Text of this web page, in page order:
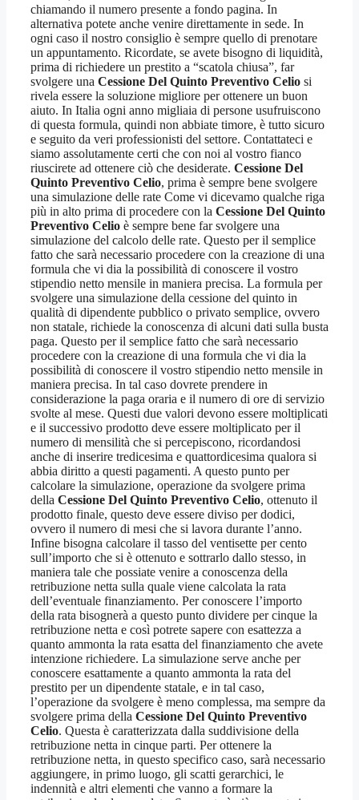
chiamando il numero presente a fondo pagina. In
alternativa potete anche venire direttamente in sede. In
ogni caso il nostro consiglio è sempre quello di prenotare
un appuntamento. Ricordate, se avete bisogno di liquidità,
prima di richiedere un prestito a “scatola chiusa”, far
svolgere una Cessione Del Quinto Preventivo Celio si
rivela essere la soluzione migliore per ottenere un buon
aiuto. In Italia ogni anno migliaia di persone usufruiscono
di questa formula, quindi non abbiate timore, è tutto sicuro
e seguito da veri professionisti del settore. Contattateci e
siamo assolutamente certi che con noi al vostro fianco
riuscirete ad ottenere ciò che desiderate. Cessione Del
Quinto Preventivo Celio, prima è sempre bene svolgere
una simulazione delle rate Come vi dicevamo qualche riga
più in alto prima di procedere con la Cessione Del Quinto
Preventivo Celio è sempre bene far svolgere una
simulazione del calcolo delle rate. Questo per il semplice
fatto che sarà necessario procedere con la creazione di una
formula che vi dia la possibilità di conoscere il vostro
stipendio netto mensile in maniera precisa. La formula per
svolgere una simulazione della cessione del quinto in
qualità di dipendente pubblico o privato semplice, ovvero
non statale, richiede la conoscenza di alcuni dati sulla busta
paga. Questo per il semplice fatto che sarà necessario
procedere con la creazione di una formula che vi dia la
possibilità di conoscere il vostro stipendio netto mensile in
maniera precisa. In tal caso dovrete prendere in
considerazione la paga oraria e il numero di ore di servizio
svolte al mese. Questi due valori devono essere moltiplicati
e il successivo prodotto deve essere moltiplicato per il
numero di mensilità che si percepiscono, ricordandosi
anche di inserire tredicesima e quattordicesima qualora si
abbia diritto a questi pagamenti. A questo punto per
calcolare la simulazione, operazione da svolgere prima
della Cessione Del Quinto Preventivo Celio, ottenuto il
prodotto finale, questo deve essere diviso per dodici,
ovvero il numero di mesi che si lavora durante l’anno.
Infine bisogna calcolare il tasso del ventisette per cento
sull’importo che si è ottenuto e sottrarlo dallo stesso, in
maniera tale che possiate venire a conoscenza della
retribuzione netta sulla quale viene calcolata la rata
dell’eventuale finanziamento. Per conoscere l’importo
della rata bisognerà a questo punto dividere per cinque la
retribuzione netta e così potrete sapere con esattezza a
quanto ammonta la rata esatta del finanziamento che avete
intenzione richiedere. La simulazione serve anche per
conoscere esattamente a quanto ammonta la rata del
prestito per un dipendente statale, e in tal caso,
l’operazione da svolgere è meno complessa, ma sempre da
svolgere prima della Cessione Del Quinto Preventivo
Celio. Questa è caratterizzata dalla suddivisione della
retribuzione netta in cinque parti. Per ottenere la
retribuzione netta, in questo specifico caso, sarà necessario
aggiungere, in primo luogo, gli scatti gerarchici, le
indennità e altri elementi che vanno a formare la